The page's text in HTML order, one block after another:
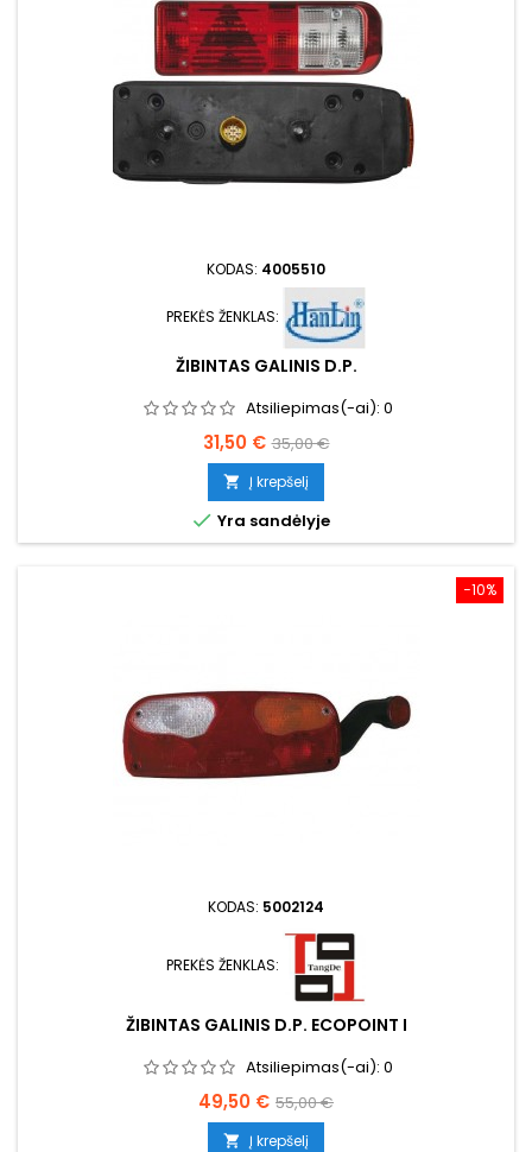
KODAS: 4005510
PREKĖS ŽENKLAS:
ŽIBINTAS GALINIS D.P.
Atsiliepimas(-ai): 0
Kaina
31,50 € Bazinė
kaina
35,00 €
 Į krepšelį
 Yra sandėlyje
−10%
KODAS: 5002124
PREKĖS ŽENKLAS:
ŽIBINTAS GALINIS D.P. ECOPOINT I
Atsiliepimas(-ai): 0
Kaina
49,50 € Bazinė
kaina
55,00 €
 Į krepšelį